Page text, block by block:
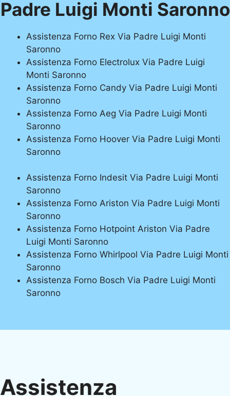
Padre Luigi Monti Saronno
Assistenza Forno Rex Via Padre Luigi Monti
Saronno
Assistenza Forno Electrolux Via Padre Luigi
Monti Saronno
Assistenza Forno Candy Via Padre Luigi Monti
Saronno
Assistenza Forno Aeg Via Padre Luigi Monti
Saronno
Assistenza Forno Hoover Via Padre Luigi Monti
Saronno
Assistenza Forno Indesit Via Padre Luigi Monti
Saronno
Assistenza Forno Ariston Via Padre Luigi Monti
Saronno
Assistenza Forno Hotpoint Ariston Via Padre
Luigi Monti Saronno
Assistenza Forno Whirlpool Via Padre Luigi Monti
Saronno
Assistenza Forno Bosch Via Padre Luigi Monti
Saronno
Assistenza